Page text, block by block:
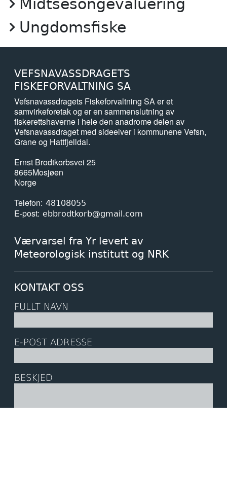
Midtsesongevaluering
Ungdomsfiske
VEFSNAVASSDRAGETS
FISKEFORVALTNING SA
Vefsnavassdragets Fiskeforvaltning SA er et
samvirkeforetak og er en sammenslutning av
fiskerettshaverne i hele den anadrome delen av
Vefsnavassdraget med sideelver i kommunene Vefsn,
Grane og Hattfjelldal.
Ernst Brodtkorbsvei 25
8665Mosjøen
Norge
Telefon 48108055
E-post ebbrodtkorb@gmail.com
Værvarsel fra Yr levert av
Meteorologisk institutt og NRK
KONTAKT OSS
FULLT NAVN
E-POST ADRESSE
BESKJED